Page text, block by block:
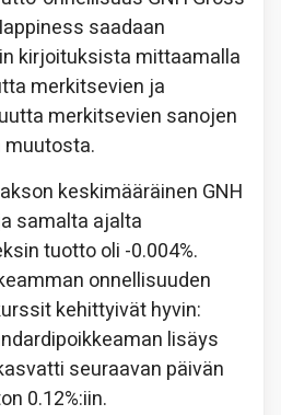
saadaan
kirjoituksista mittaamalla
merkitsevien ja
merkitsevien sanojen
keskimääräinen GNH
samalta ajalta
tuotto oli -0.004%.
onnellisuuden
kehittyivät hyvin:
lisäys
seuraavan päivän
0.12%:iin.